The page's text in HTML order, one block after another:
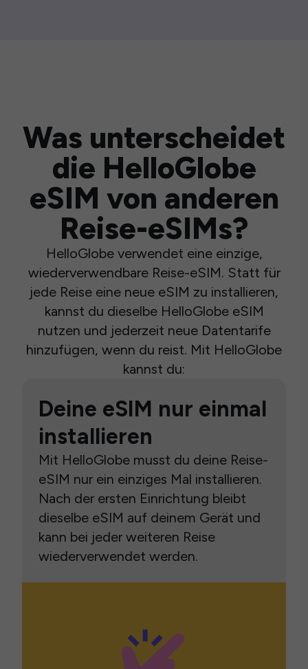
Was unterscheidet
die HelloGlobe
eSIM von anderen
Reise-eSIMs?
HelloGlobe verwendet eine einzige,
wiederverwendbare Reise-eSIM. Statt für
jede Reise eine neue eSIM zu installieren,
kannst du dieselbe HelloGlobe eSIM
nutzen und jederzeit neue Datentarife
hinzufügen, wenn du reist. Mit HelloGlobe
kannst du:
Deine eSIM nur einmal
installieren
Mit HelloGlobe musst du deine Reise-
eSIM nur ein einziges Mal installieren.
Nach der ersten Einrichtung bleibt
dieselbe eSIM auf deinem Gerät und
kann bei jeder weiteren Reise
wiederverwendet werden.